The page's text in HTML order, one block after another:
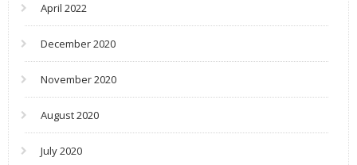
April 2022
December 2020
November 2020
August 2020
July 2020